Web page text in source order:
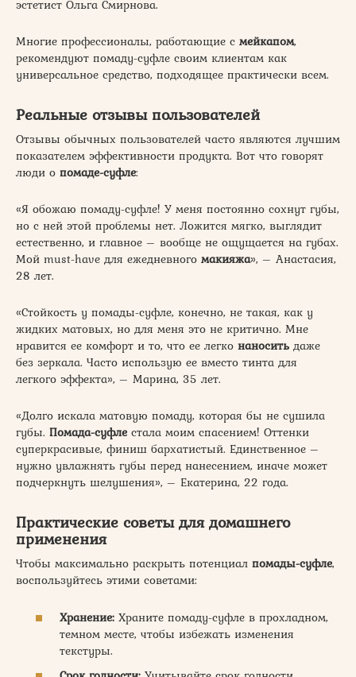
эстетист Ольга Смирнова.
Многие профессионалы, работающие с мейкапом,
рекомендуют помаду-суфле своим клиентам как
универсальное средство, подходящее практически всем.
Реальные отзывы пользователей
Отзывы обычных пользователей часто являются лучшим
показателем эффективности продукта. Вот что говорят
люди о помаде-суфле:
«Я обожаю помаду-суфле! У меня постоянно сохнут губы,
но с ней этой проблемы нет. Ложится мягко, выглядит
естественно, и главное – вообще не ощущается на губах.
Мой must-have для ежедневного макияжа», – Анастасия,
28 лет.
«Стойкость у помады-суфле, конечно, не такая, как у
жидких матовых, но для меня это не критично. Мне
нравится ее комфорт и то, что ее легко наносить даже
без зеркала. Часто использую ее вместо тинта для
легкого эффекта», – Марина, 35 лет.
«Долго искала матовую помаду, которая бы не сушила
губы. Помада-суфле стала моим спасением! Оттенки
суперкрасивые, финиш бархатистый. Единственное –
нужно увлажнять губы перед нанесением, иначе может
подчеркнуть шелушения», – Екатерина, 22 года.
Практические советы для домашнего
применения
Чтобы максимально раскрыть потенциал помады-суфле,
воспользуйтесь этими советами:
Хранение: Храните помаду-суфле в прохладном,
темном месте, чтобы избежать изменения
текстуры.